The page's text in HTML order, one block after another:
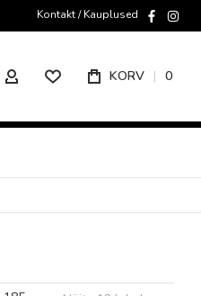
Kontakt / Kauplused
Otsing
MINU KONTO KORV 0